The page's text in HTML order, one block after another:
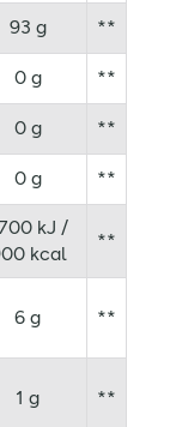
93 g **
0 g **
0 g **
0 g **
kJ /
kcal
**
6 g **
1 g **